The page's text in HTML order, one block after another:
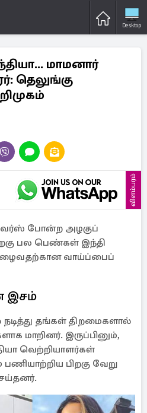
Desktop
மாமனார்
தெலுங்கு
விளம்பரம்
போன்ற அழகுப்
பல பெண்கள் இந்தி
வாய்ப்பைப்
இசம்
தங்கள் திறமைகளால்
மாறினர். இருப்பினும்,
வெற்றியாளர்கள்
பணியாற்றிய பிறகு வேறு